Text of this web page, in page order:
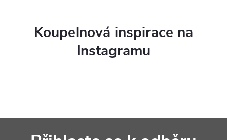
Koupelnová inspirace na
Instagramu